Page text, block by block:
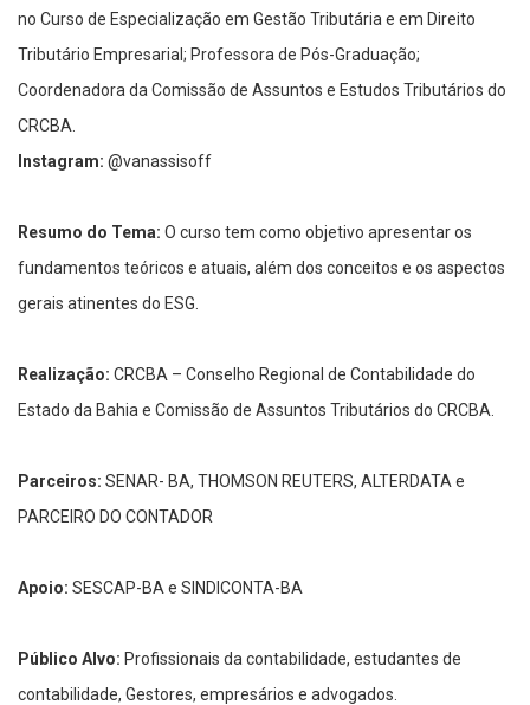
no Curso de Especialização em Gestão Tributária e em Direito
Tributário Empresarial; Professora de Pós-Graduação;
Coordenadora da Comissão de Assuntos e Estudos Tributários do
CRCBA.
Instagram: @vanassisoff
Resumo do Tema: O curso tem como objetivo apresentar os
fundamentos teóricos e atuais, além dos conceitos e os aspectos
gerais atinentes do ESG.
Realização: CRCBA – Conselho Regional de Contabilidade do
Estado da Bahia e Comissão de Assuntos Tributários do CRCBA.
Parceiros: SENAR- BA, THOMSON REUTERS, ALTERDATA e
PARCEIRO DO CONTADOR
Apoio: SESCAP-BA e SINDICONTA-BA
Público Alvo: Profissionais da contabilidade, estudantes de
contabilidade, Gestores, empresários e advogados.